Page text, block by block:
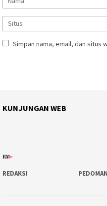
Simpan nama, email, dan situs
KUNJUNGAN WEB
REDAKSI